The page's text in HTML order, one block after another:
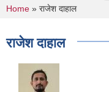
You are here
Home » राजेश दाहाल
राजेश दाहाल